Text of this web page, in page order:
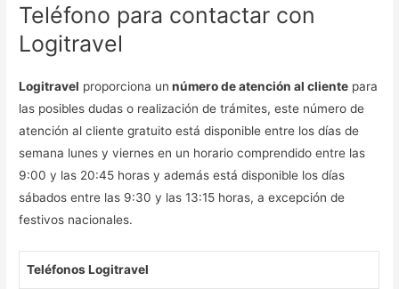
Teléfono para contactar con
Logitravel
Logitravel proporciona un número de atención al cliente para
las posibles dudas o realización de trámites, este número de
atención al cliente gratuito está disponible entre los días de
semana lunes y viernes en un horario comprendido entre las
9:00 y las 20:45 horas y además está disponible los días
sábados entre las 9:30 y las 13:15 horas, a excepción de
festivos nacionales.
Teléfonos Logitravel